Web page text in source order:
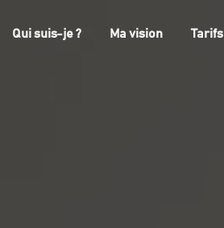
Qui suis-je ? Ma vision Tarifs